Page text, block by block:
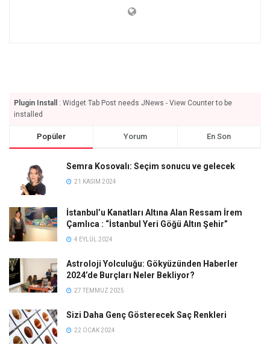
Plugin Install
: Widget Tab Post needs JNews - View Counter to be
installed
Popüler Yorum En Son
Semra Kosovalı: Seçim sonucu ve gelecek
21 KASIM 2024
İstanbul’u Kanatları Altına Alan Ressam İrem
Çamlıca : “İstanbul Yeri Göğü Altın Şehir”
4 EYLÜL 2024
Astroloji Yolculuğu: Gökyüzünden Haberler
2024’de Burçları Neler Bekliyor?
27 TEMMUZ 2025
Sizi Daha Genç Gösterecek Saç Renkleri
22 OCAK 2024